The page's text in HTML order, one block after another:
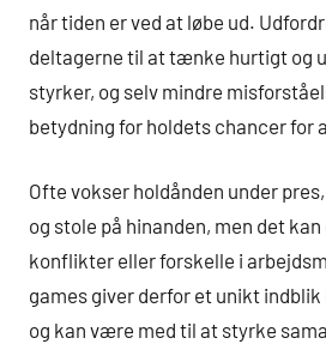
når tiden er ved at løbe ud.
deltagerne til at tænke hurtigt og
styrker, og selv mindre
betydning for holdets chancer for
Ofte vokser holdånden under
og stole på hinanden, men det
konflikter eller forskelle i
games giver derfor et unikt
og kan være med til at styrke